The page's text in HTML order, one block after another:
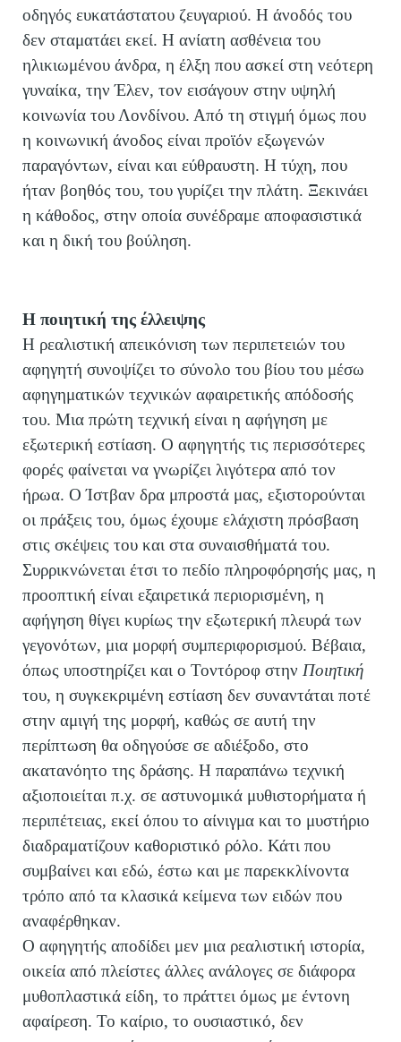
οδηγός ευκατάστατου ζευγαριού. Η άνοδός του
δεν σταματάει εκεί. Η ανίατη ασθένεια του
ηλικιωμένου άνδρα, η έλξη που ασκεί στη νεότερη
γυναίκα, την Έλεν, τον εισάγουν στην υψηλή
κοινωνία του Λονδίνου. Από τη στιγμή όμως που
η κοινωνική άνοδος είναι προϊόν εξωγενών
παραγόντων, είναι και εύθραυστη. Η τύχη, που
ήταν βοηθός του, του γυρίζει την πλάτη. Ξεκινάει
η κάθοδος, στην οποία συνέδραμε αποφασιστικά
και η δική του βούληση.
Η ποιητική της έλλειψης
Η ρεαλιστική απεικόνιση των περιπετειών του
αφηγητή συνοψίζει το σύνολο του βίου του μέσω
αφηγηματικών τεχνικών αφαιρετικής απόδοσής
του. Μια πρώτη τεχνική είναι η αφήγηση με
εξωτερική εστίαση. Ο αφηγητής τις περισσότερες
φορές φαίνεται να γνωρίζει λιγότερα από τον
ήρωα. Ο Ίστβαν δρα μπροστά μας, εξιστορούνται
οι πράξεις του, όμως έχουμε ελάχιστη πρόσβαση
στις σκέψεις του και στα συναισθήματά του.
Συρρικνώνεται έτσι το πεδίο πληροφόρησής μας, η
προοπτική είναι εξαιρετικά περιορισμένη, η
αφήγηση θίγει κυρίως την εξωτερική πλευρά των
γεγονότων, μια μορφή συμπεριφορισμού. Βέβαια,
όπως υποστηρίζει και ο Τοντόροφ στην Ποιητική
του, η συγκεκριμένη εστίαση δεν συναντάται ποτέ
στην αμιγή της μορφή, καθώς σε αυτή την
περίπτωση θα οδηγούσε σε αδιέξοδο, στο
ακατανόητο της δράσης. Η παραπάνω τεχνική
αξιοποιείται π.χ. σε αστυνομικά μυθιστορήματα ή
περιπέτειας, εκεί όπου το αίνιγμα και το μυστήριο
διαδραματίζουν καθοριστικό ρόλο. Κάτι που
συμβαίνει και εδώ, έστω και με παρεκκλίνοντα
τρόπο από τα κλασικά κείμενα των ειδών που
αναφέρθηκαν.
Ο αφηγητής αποδίδει μεν μια ρεαλιστική ιστορία,
οικεία από πλείστες άλλες ανάλογες σε διάφορα
μυθοπλαστικά είδη, το πράττει όμως με έντονη
αφαίρεση. Το καίριο, το ουσιαστικό, δεν